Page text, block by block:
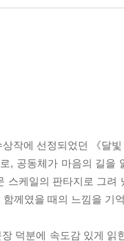
작에 선정되었던 《달
, 공동체가 마음의 길
케일의 판타지로 그
께였을 때의 느낌을 기
덕분에 속도감 있게